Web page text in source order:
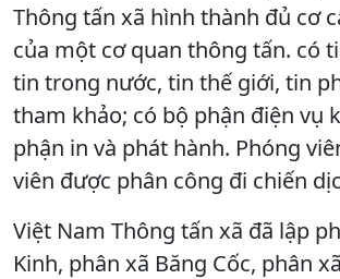
Thông tấn xã hình thành đủ cơ
của một cơ quan thông tấn. có
tin trong nước, tin thế giới, tin
tham khảo; có bộ phận điện vụ
phận in và phát hành. Phóng
viên được phân công đi chiến
Việt Nam Thông tấn xã đã lập
Kinh, phân xã Băng Cốc, phân